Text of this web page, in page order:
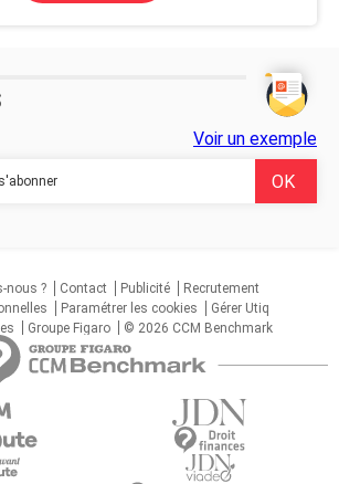
Voir un exemple
nous ?
Contact Publicité
Recrutement
Paramétrer les cookies
Gérer Utiq
Groupe Figaro © 2026 CCM Benchmark